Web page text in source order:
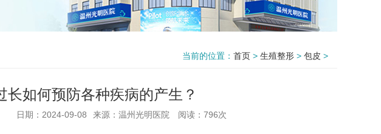
当前的位置： 首页 > 生殖整形 > 包皮 >
长如何预防各种疾病的产生？
日期：2024-09-08 来源：温州光明医院 阅读： 796次